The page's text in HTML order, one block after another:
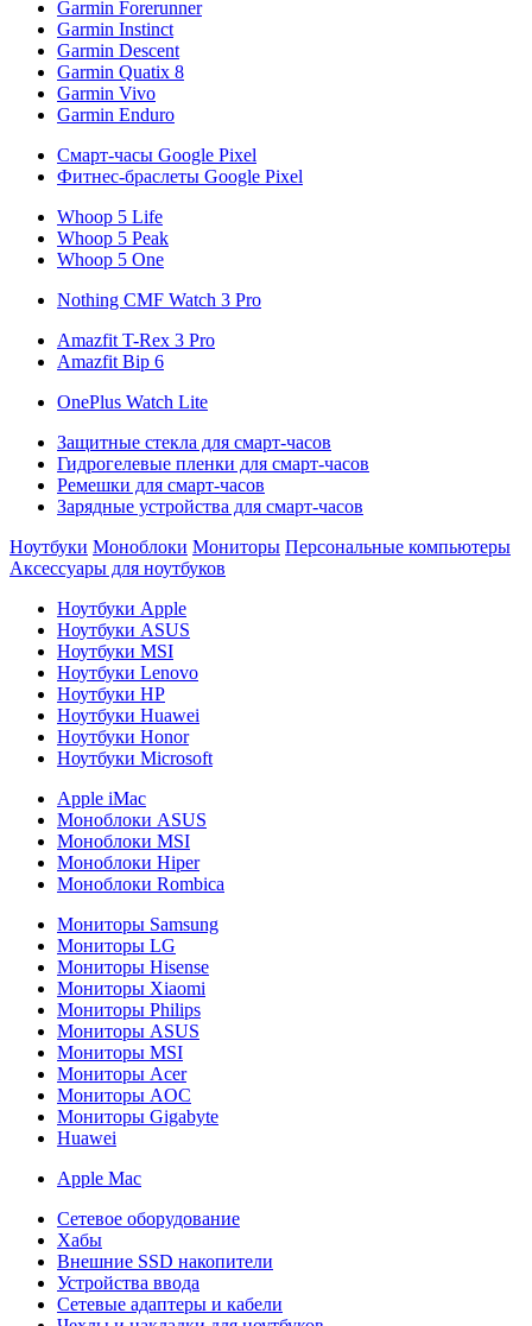
Garmin Forerunner
Garmin Instinct
Garmin Descent
Garmin Quatix 8
Garmin Vivo
Garmin Enduro
Смарт-часы Google Pixel
Фитнес-браслеты Google Pixel
Whoop 5 Life
Whoop 5 Peak
Whoop 5 One
Nothing CMF Watch 3 Pro
Amazfit T-Rex 3 Pro
Amazfit Bip 6
OnePlus Watch Lite
Защитные стекла для смарт-часов
Гидрогелевые пленки для смарт-часов
Ремешки для смарт-часов
Зарядные устройства для смарт-часов
Ноутбуки Моноблоки Мониторы Персональные компьютеры
Аксессуары для ноутбуков
Ноутбуки Apple
Ноутбуки ASUS
Ноутбуки MSI
Ноутбуки Lenovo
Ноутбуки HP
Ноутбуки Huawei
Ноутбуки Honor
Ноутбуки Microsoft
Apple iMac
Моноблоки ASUS
Моноблоки MSI
Моноблоки Hiper
Моноблоки Rombica
Мониторы Samsung
Мониторы LG
Мониторы Hisense
Мониторы Xiaomi
Мониторы Philips
Мониторы ASUS
Мониторы MSI
Мониторы Acer
Мониторы AOC
Мониторы Gigabyte
Huawei
Apple Mac
Сетевое оборудование
Хабы
Внешние SSD накопители
Устройства ввода
Сетевые адаптеры и кабели